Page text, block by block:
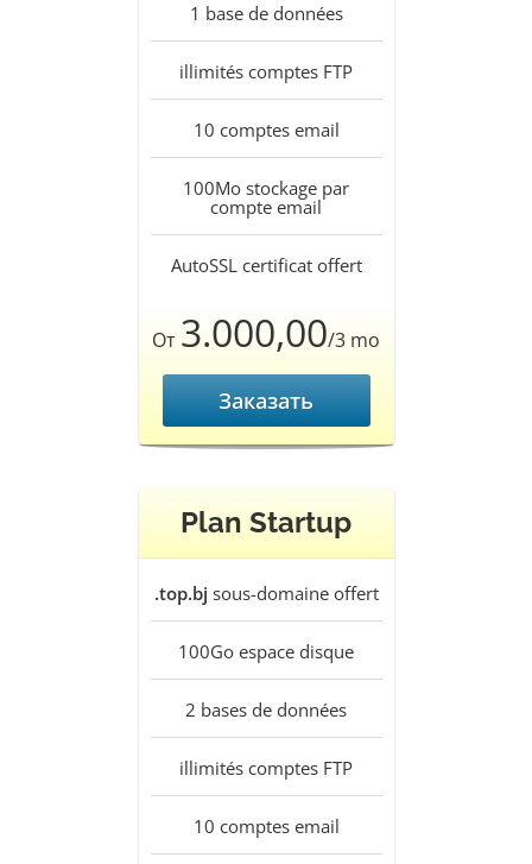
1 base de données
illimités comptes FTP
10 comptes email
100Mo stockage par
compte email
AutoSSLcertificat offert
От 3.000,00/3 mo
Заказать
Plan Startup
.top.bj sous-domaine offert
100Go espace disque
2 bases de données
illimités comptes FTP
10 comptes email